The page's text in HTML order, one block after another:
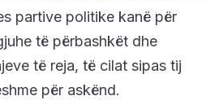
partive politike kanë për
të përbashkët dhe
të reja, të cilat sipas tij
për askënd.